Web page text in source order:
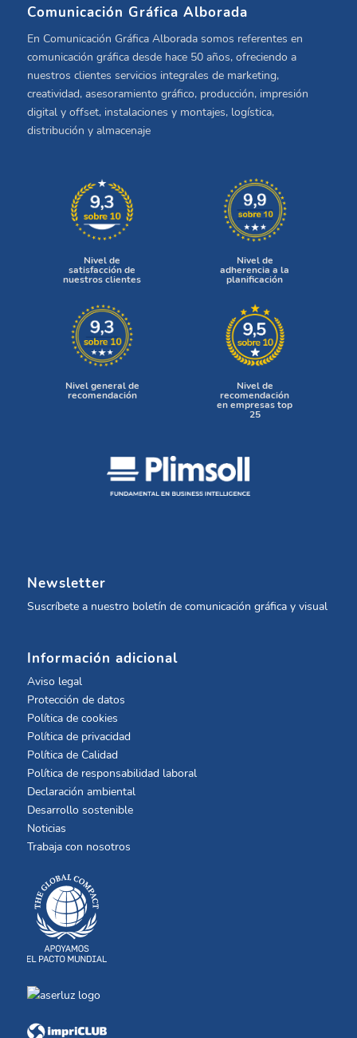
Comunicación Gráfica Alborada
En Comunicación Gráfica Alborada somos referentes en
comunicación gráfica desde hace 50 años, ofreciendo a
nuestros clientes servicios integrales de marketing,
creatividad, asesoramiento gráfico, producción, impresión
digital y offset, instalaciones y montajes, logística,
distribución y almacenaje
Nivel de
satisfacción de
nuestros clientes
Nivel de
adherencia a la
planificación
Nivel general de
recomendación
Nivel de
recomendación
en empresas top
25
Newsletter
Suscríbete a nuestro boletín de comunicación gráfica y visual
Información adicional
Aviso legal
Protección de datos
Política de cookies
Política de privacidad
Política de Calidad
Política de responsabilidad laboral
Declaración ambiental
Desarrollo sostenible
Noticias
Trabaja con nosotros